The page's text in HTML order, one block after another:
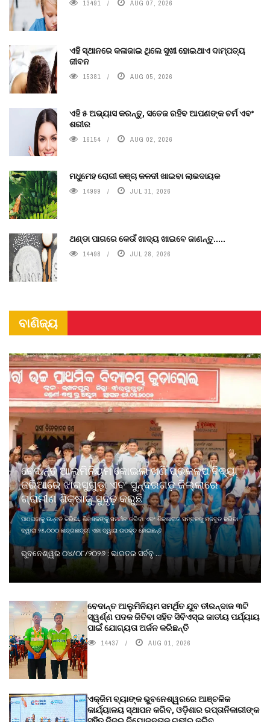
13491 AUG 07, 2026
ଏହି ସ୍ଥାନରେ କଳାଜାଇ ଥିଲେ ସୁଖୀ ହୋଇଥାଏ ଦାମ୍ପତ୍ୟ
ଜୀବନ
15381 AUG 05, 2026
ଏହି ୫ ଅଭ୍ୟାସ କରନ୍ତୁ, ସତେଜ ରହିବ ଆପଣଙ୍କ ଚର୍ମ ଏବଂ
ଶରୀର
16154 AUG 02, 2026
ମଧୁମେହ ରୋଗୀ କଞ୍ଚା କଳଦୀ ଖାଇବା ଲାଭଦାୟକ
14999 JUL 31, 2026
ଥଣ୍ଡା ପାଗରେ କେଉଁ ଖାଦ୍ୟ ଖାଇବେ ଜାଣନ୍ତୁ.....
14498 JUL 28, 2026
ବାଣିଜ୍ୟ
ବେଦାନ୍ତ ଆଲୁମିନିୟମ କୋଇଲା ଖଣି ପ୍ରକଳ୍ପ ବିଦ୍ୟା
ଜରିଆରେ ଝାରସୁଗୁଡ଼ା ଏବଂ ସୁନ୍ଦରଗଡ଼ ଜିଲ୍ଲାରେ
ଗ୍ରାମୀଣ ଶିକ୍ଷାକୁ ସୁଦୃଢ଼ କରୁଛି
ପାଠପଢାକୁ ଉନ୍ନତ କରିବା, ଶିକ୍ଷକଙ୍କୁ ସମର୍ଥନ କରିବା ଏବଂ ଶିକ୍ଷାଗତ ସମ୍ବଳକୁ ମଜବୁତ କରିବା
ଦ୍ୱାରା ୨୫,୦୦୦ ଛାତ୍ରଛାତ୍ରୀ ଏହା ଦ୍ୱାରା ଉପକୃତ ହୋଇଛନ୍ତି
ଭୁବନେଶ୍ୱର ୦୪/୦୮/୨୦୨୬ : ଭାରତର ସର୍ବବୃ ...
ବେଦାନ୍ତ ଆଲୁମିନିୟମ ସମର୍ଥିତ ଯୁବ ତୀରନ୍ଦାଜ ୩ଟି
ସ୍ୱର୍ଣ୍ଣ ପଦକ ଜିତିବା ସହିତ ସିବିଏସ୍ଇ ଜାତୀୟ ପର୍ଯ୍ୟାୟ
ପାଇଁ ଯୋଗ୍ୟତା ଅର୍ଜନ କରିଛନ୍ତି
14437 AUG 01, 2026
ଏକ୍ଜିମ ବ୍ୟାଙ୍କ ଭୁବନେଶ୍ୱରରେ ଆଞ୍ଚଳିକ
କାର୍ଯ୍ୟାଳୟ ସ୍ଥାପନ କରିବ, ଓଡ଼ିଶାର ରପ୍ତାନିକାରୀଙ୍କ